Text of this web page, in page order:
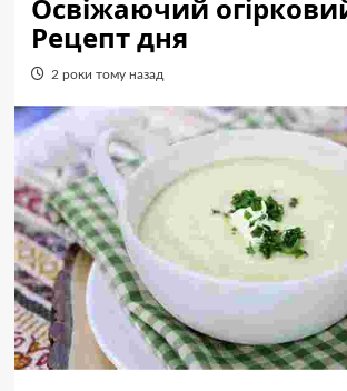
Освіжаючий
Рецепт дня
2 роки тому назад